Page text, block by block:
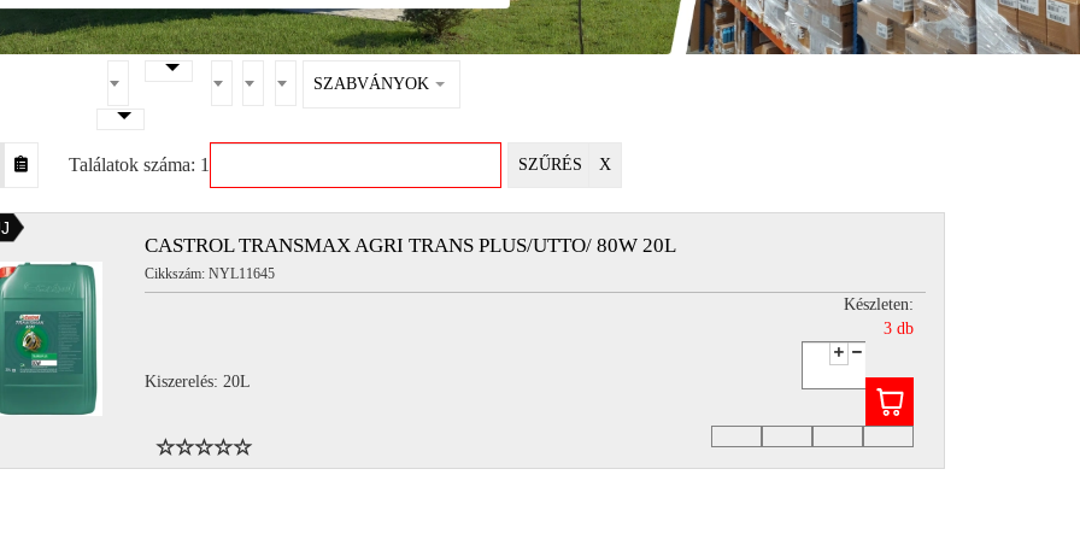
SZABVÁNYOK
Találatok száma: 1 SZŰRÉS X
CASTROL TRANSMAX AGRI TRANS PLUS/UTTO/ 80W 20L
Cikkszám: NYL11645
Kiszerelés: 20L
Készleten:
3 db